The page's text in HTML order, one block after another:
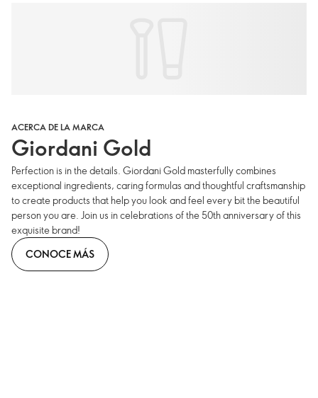
ACERCA DE LA MARCA
Giordani Gold
Perfection is in the details. Giordani Gold masterfully combines
exceptional ingredients, caring formulas and thoughtful craftsmanship
to create products that help you look and feel every bit the beautiful
person you are. Join us in celebrations of the 50th anniversary of this
exquisite brand!
CONOCE MÁS